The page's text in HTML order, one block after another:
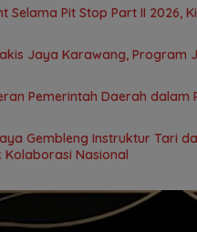
Selama Pit Stop Part II 2026,
Jaya Karawang, Program
Pemerintah Daerah
Gembleng Instruktur Tari
Kolaborasi Nasional